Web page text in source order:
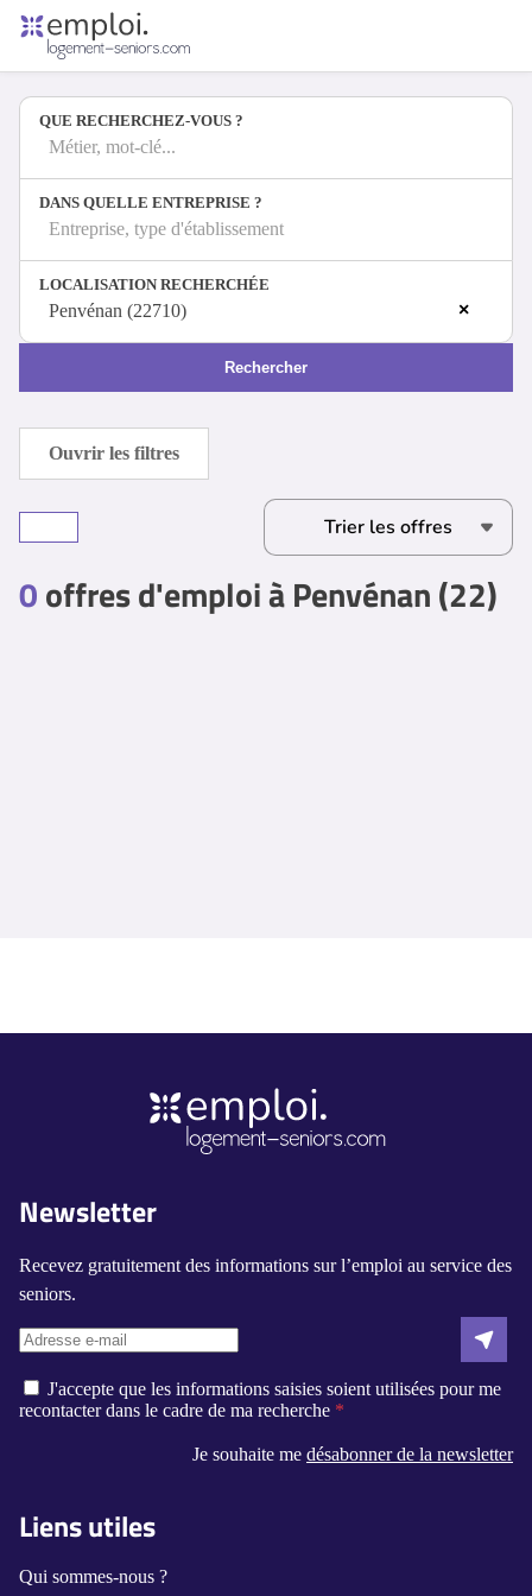
Offres d'emploi
Entreprises
Métiers
Se connecter
Espace candidat
Espace recruteur
QUE RECHERCHEZ-VOUS ?
Métier, mot-clé...
DANS QUELLE ENTREPRISE ?
Entreprise, type d'établissement
LOCALISATION RECHERCHÉE
×
Penvénan (22710)
Rechercher
0offres d'emploi à Penvénan (22)
Ouvrir les filtres
Newsletter
Recevez gratuitement des informations sur l’emploi au service des
seniors.
J'accepte que les informations saisies soient utilisées pour me
recontacter dans le cadre de ma recherche
Je souhaite me désabonner de la newsletter
Liens utiles
Qui sommes-nous ?